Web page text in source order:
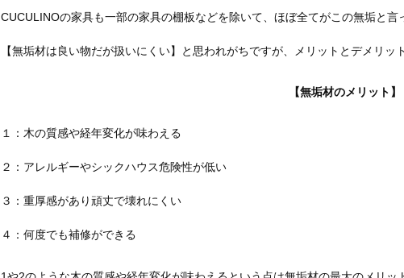
CUCULINOの家具も一部の家具の棚板などを除いて、ほぼ全てがこの無垢と言
【無垢材は良い物だが扱いにくい】と思われがちですが、メリットとデメリッ
【無垢材のメリット】
１：木の質感や経年変化が味わえる
２：アレルギーやシックハウス危険性が低い
３：重厚感があり頑丈で壊れにくい
４：何度でも補修ができる